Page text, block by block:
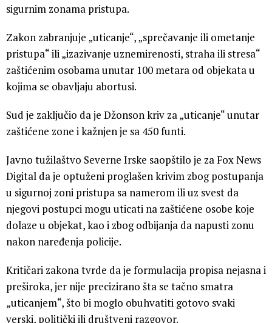
sigurnim zonama pristupa.
Zakon zabranjuje „uticanje“, „sprečavanje ili ometanje
pristupa“ ili „izazivanje uznemirenosti, straha ili stresa“
zaštićenim osobama unutar 100 metara od objekata u
kojima se obavljaju abortusi.
Sud je zaključio da je Džonson kriv za „uticanje“ unutar
zaštićene zone i kažnjen je sa 450 funti.
Javno tužilaštvo Severne Irske saopštilo je za Fox News
Digital da je optuženi proglašen krivim zbog postupanja
u sigurnoj zoni pristupa sa namerom ili uz svest da
njegovi postupci mogu uticati na zaštićene osobe koje
dolaze u objekat, kao i zbog odbijanja da napusti zonu
nakon naređenja policije.
Kritičari zakona tvrde da je formulacija propisa nejasna i
preširoka, jer nije precizirano šta se tačno smatra
„uticanjem“, što bi moglo obuhvatiti gotovo svaki
verski, politički ili društveni razgovor.